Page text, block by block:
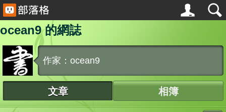
ocean9 的網誌
作家：ocean9
文章 相簿